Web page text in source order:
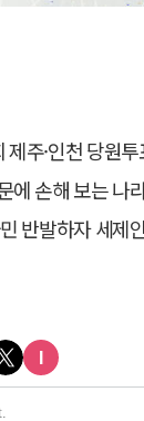
·인천 당원투표서
보는 나라 안 된다"…'
발하자 세제안 번복